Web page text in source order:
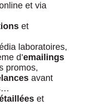
et via
et
laboratoires,
d’emailings
promos,
avant
et